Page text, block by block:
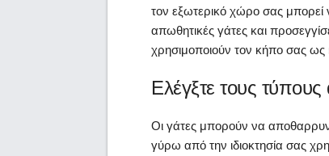
τον εξωτερικό χώρο σας μπορεί
απωθητικές γάτες και
χρησιμοποιούν τον κήπο σας ως
Ελέγξτε τους
Οι γάτες μπορούν να
γύρω από την ιδιοκτησία σας